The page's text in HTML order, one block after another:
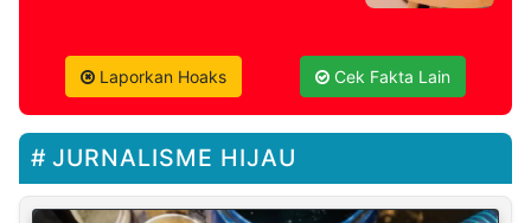
Laporkan Hoaks Cek Fakta Lain
JURNALISME HIJAU